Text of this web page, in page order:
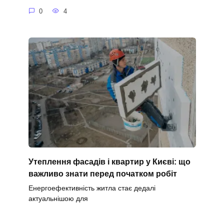
0 4
Утеплення фасадів і квартир у Києві: що
важливо знати перед початком робіт
Енергоефективність житла стає дедалі
актуальнішою для